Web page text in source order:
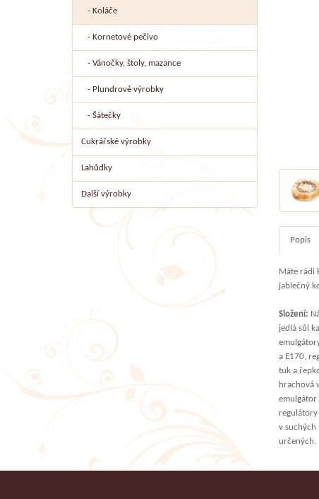
- Koláče
- Kornetové pečivo
- Vánočky, štoly, mazance
- Plundrové výrobky
- Šátečky
Cukrářské výrobky
Lahůdky
Další výrobky
Popis
Máte rádi
jablečný
Složení:
jedlá sůl
a E170,
tuk a
hrachová
emulgátor
regulátory
v suchých
určených.